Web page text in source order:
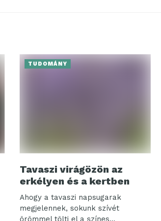
TUDOMÁNY
Tavaszi virágözön az
erkélyen és a kertben
Ahogy a tavaszi napsugarak
megjelennek, sokunk szívét
örömmel tölti el a színes...